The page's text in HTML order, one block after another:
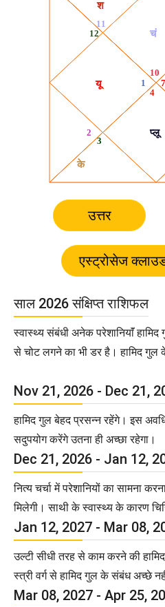
उत्तर
साल 2026 संक्षिप्त राशिफल
स्वास्थ्य संबंधी अनेक परेशानियाॅं
से चोट लगने का भी डर है। हामिद गुल
Nov 21, 2026 - Dec 21,
हामिद गुल बेहद प्रसन्न रहेंगे। इस
सदुपयोग करेंगे उतना ही अच्छा रहेगा।
Dec 21, 2026 - Jan 12,
नित्य चर्चा में परेशानियों का सामना
मिलेगी। साथी के स्वास्थ्य के कारण
Jan 12, 2027 - Mar 08,
उल्टी सीधी तरह से काम करने की
स्त्री वर्ग से हामिद गुल के संबंध अच्छे
Mar 08, 2027 - Apr 25,